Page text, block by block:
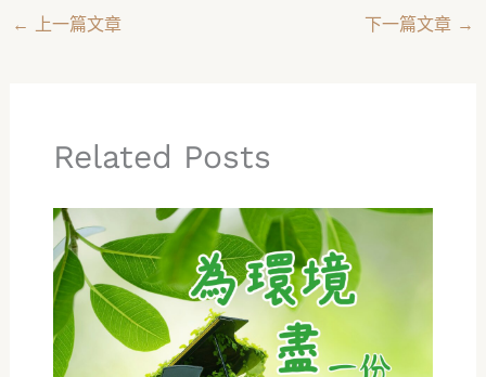
← 上一篇文章 下一篇文章 →
Related Posts